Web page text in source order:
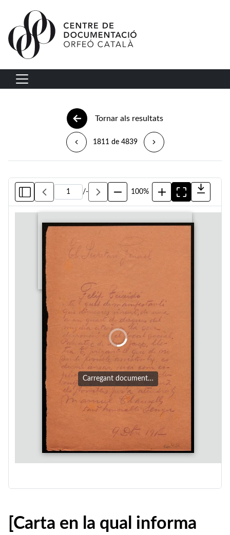
Vés al contingut
Navegació principal
Tornar als resultats
1811 de 4839
/- 100%
Carregant document…
[Carta en la qual informa